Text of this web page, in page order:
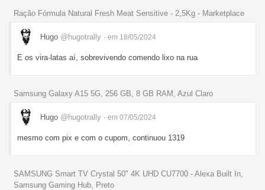
Ração Fórmula Natural Fresh Meat Sensitive - 2,5Kg - Marketplace
Hugo @hugotrally - em 18/05/2024
E os vira-latas aí, sobrevivendo comendo lixo na rua
Samsung Galaxy A15 5G, 256 GB, 8 GB RAM, Azul Claro
Hugo @hugotrally - em 07/05/2024
mesmo com pix e com o cupom, continuou 1319
SAMSUNG Smart TV Crystal 50" 4K UHD CU7700 - Alexa Built In,
Samsung Gaming Hub, Preto